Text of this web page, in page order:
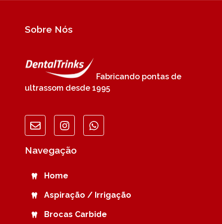
Sobre Nós
Fabricando pontas de
ultrassom desde 1995
Navegação
Home
Aspiração / Irrigação
Brocas Carbide